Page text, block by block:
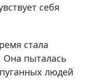
себя
стала
Она пыталась
людей